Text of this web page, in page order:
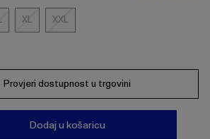
L XL
XL XXL
XXL
Provjeri dostupnost u trgovini
Dodaj u košaricu